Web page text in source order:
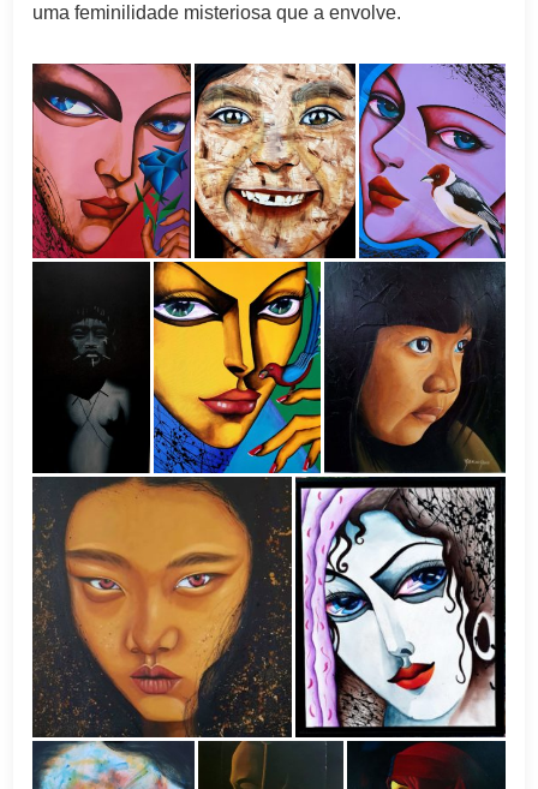
uma feminilidade misteriosa que a envolve.